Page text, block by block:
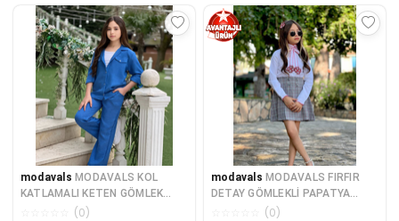
modavals MODAVALS KOL
KATLAMALI KETEN GÖMLEK
CEPLİ KETEN ALT & SUPREM
(0)
modavals MODAVALS FIRFIR
DETAY GÖMLEKLİ PAPATYA
NAKIŞLI PİLELİ ETEK KIZ ÇO
(0)